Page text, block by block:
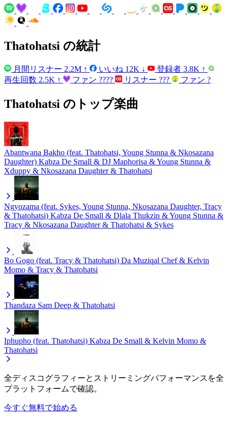
Thatohatsi の統計
月間リスナー 2.2M ↑ いいね 12K ↓ 登録者 3.8K ↑
再生回数 2.5K ↑ ファン ???? リスナー ??? ファン ?
Thatohatsi のトップ楽曲
Abantwana Bakho (feat. Thatohatsi, Young Stunna & Nkosazana
Daughter) Kabza De Small & DJ Maphorisa & Young Stunna &
Xduppy & Nkosazana Daughter & Thatohatsi
Ngyozama (feat. Sykes, Young Stunna, Nkosazana Daughter, Tracy
& Thatohatsi) Kabza De Small & Dlala Thukzin & Young Stunna &
Tracy & Nkosazana Daughter & Thatohatsi & Sykes
Bo Gogo (feat. Tracy & Thatohatsi) Da Muziqal Chef & Kelvin
Momo & Tracy & Thatohatsi
Thandaza Sam Deep & Thatohatsi
Iphupho (feat. Thatohatsi) Kabza De Small & Kelvin Momo &
Thatohatsi
全ディスコグラフィーとストリーミングパフォーマンスを全
プラットフォームで確認。
今すぐ無料で始める